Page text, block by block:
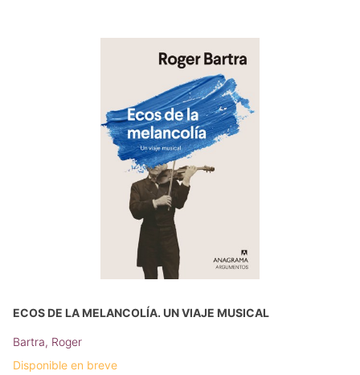
ECOS DE LA MELANCOLÍA. UN VIAJE MUSICAL
Bartra, Roger
Disponible en breve